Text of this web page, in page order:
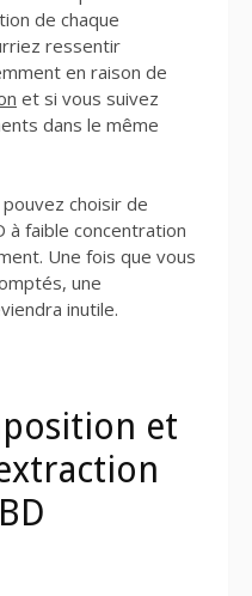
de chaque
ressentir
en raison de
et si vous suivez
dans le même
choisir de
à faible concentration
Une fois que vous
une
inutile.
et